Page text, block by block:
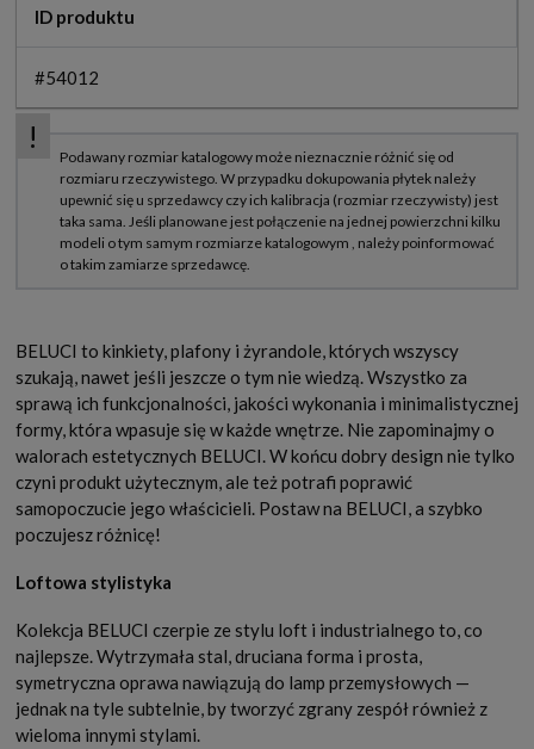
ID produktu
#54012
BELUCI to kinkiety, plafony i żyrandole, których wszyscy
szukają, nawet jeśli jeszcze o tym nie wiedzą. Wszystko za
sprawą ich funkcjonalności, jakości wykonania i minimalistycznej
formy, która wpasuje się w każde wnętrze. Nie zapominajmy o
walorach estetycznych BELUCI. W końcu dobry design nie tylko
czyni produkt użytecznym, ale też potrafi poprawić
samopoczucie jego właścicieli. Postaw na BELUCI, a szybko
poczujesz różnicę!
Loftowa stylistyka
Kolekcja BELUCI czerpie ze stylu loft i industrialnego to, co
najlepsze. Wytrzymała stal, druciana forma i prosta,
symetryczna oprawa nawiązują do lamp przemysłowych —
jednak na tyle subtelnie, by tworzyć zgrany zespół również z
wieloma innymi stylami.